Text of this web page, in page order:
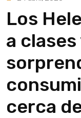
Los
a
cerca